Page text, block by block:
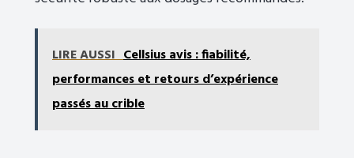
LIRE AUSSI Cellsius avis : fiabilité,
performances et retours d’expérience
passés au crible